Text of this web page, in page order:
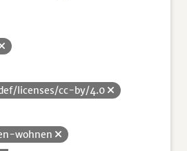
licenses/cc-by/4.0
wohnen